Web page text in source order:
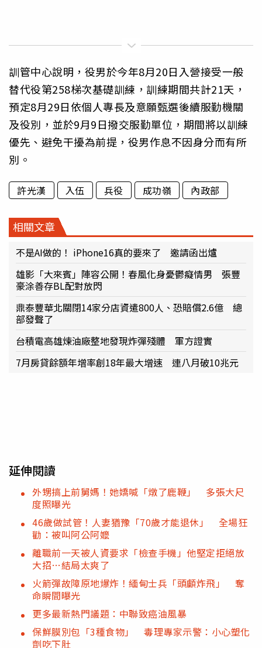
訓管中心說明，役男於今年8月20日入營接受一般
替代役第258梯次基礎訓練，訓練期間共計21天，
預定8月29日依個人專長及意願甄選後續服勤機關
及役別，並於9月9日撥交服勤單位，期間將以訓練
優先、避免干擾為前提，役男作息不因身分而有所
別。
許光漢 入伍 兵役 成功嶺 內政部
相關文章
不是AI做的！ iPhone16真的要來了 邀請函出爐
雄影「大來賓」陣容公開！春風化身憂鬱癡情男 張豐
豪涂善存BL配對放閃
鼎泰豐華北關閉14家分店資遣800人、恐賠償2.6億 總
部發聲了
台積電高雄煉油廠整地發現炸彈殘體 軍方證實
7月房貸餘額年增率創18年最大增速 連八月破10兆元
延伸閱讀
外甥搞上前舅媽！她嬌喊「燉了鹿鞭」 多張大尺
度照曝光
46歲做試管！人妻猶豫「70歲才能退休」 全場狂
勸：被叫阿公阿嬤
離職前一天被人資要求「檢查手機」他堅定拒絕放
大招…結局太爽了
火箭彈故障原地爆炸！緬甸士兵「頭顱炸飛」 奪
命瞬間曝光
更多最新熱門議題：中聯致癌油風暴
保鮮膜別包「3種食物」 毒理專家示警：小心塑化
劑吃下肚